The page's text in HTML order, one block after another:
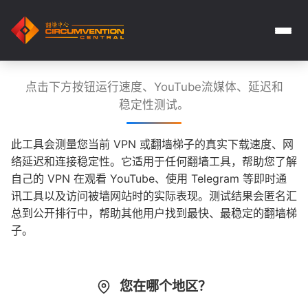
点击下方按钮运行速度、YouTube流媒体、延迟和
稳定性测试。
此工具会测量您当前 VPN 或翻墙梯子的真实下载速度、网
络延迟和连接稳定性。它适用于任何翻墙工具，帮助您了解
自己的 VPN 在观看 YouTube、使用 Telegram 等即时通
讯工具以及访问被墙网站时的实际表现。测试结果会匿名汇
总到公开排行中，帮助其他用户找到最快、最稳定的翻墙梯
子。
您在哪个地区？